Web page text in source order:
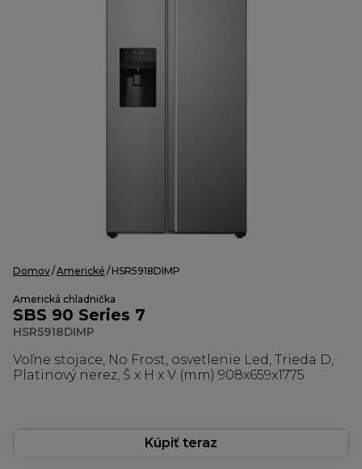
Domov Americké HSR5918DIMP
Americká chladnička
SBS 90 Series 7
HSR5918DIMP
Voľne stojace, No Frost, osvetlenie Led, Trieda D,
Platinový nerez, Š x H x V (mm) 908x659x1775
Kúpiť teraz